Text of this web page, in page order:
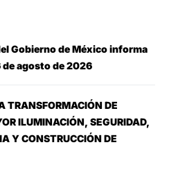
Gobierno de México informa
agosto de 2026
TRANSFORMACIÓN DE
ILUMINACIÓN, SEGURIDAD,
Y CONSTRUCCIÓN DE